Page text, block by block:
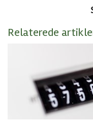
Relaterede